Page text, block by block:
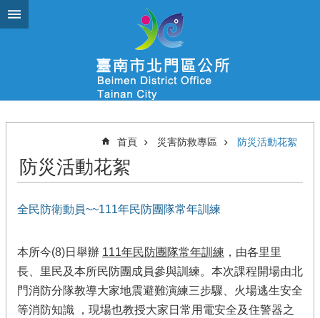
跳到主要內容區塊
首頁 災害防救專區 防災活動花絮
防災活動花絮
全民防衛動員~~111年民防團隊常年訓練
本所今(8)日舉辦 111年民防團隊常年訓練 ，由各里里
長、里民及本所民防團成員參與訓練。本次課程開場由北
門消防分隊教導大家地震避難演練三步驟、火場逃生安全
等消防知識 ，現場也教授大家日常用電安全及住警器之